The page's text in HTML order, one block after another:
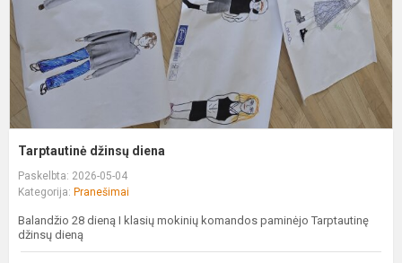
Tarptautinė džinsų diena
Paskelbta: 2026-05-04
Kategorija: Pranešimai
Balandžio 28 dieną I klasių mokinių komandos paminėjo Tarptautinę
džinsų dieną